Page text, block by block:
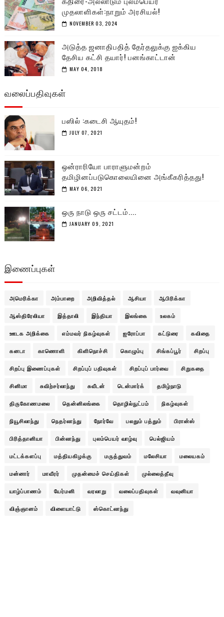
முதலாளிகள்:நாறும் அரசியல்!
NOVEMBER 03, 2024
அடுத்த ஜனாதிபதித் தேர்தலுக்கு ஐக்கிய
தேசிய கட்சி தயார்! பனங்காட்டான்
MAY 04, 2018
வலைப்பதிவுகள்
பஸில் :கடைசி ஆயுதம்!
JULY 07, 2021
ஒன்ராரியோ பாராளுமன்றம்
தமிழினப்படுகொலையினை அங்கீகரித்தது!
MAY 06, 2021
ஒரு நாடு ஒரு சட்டம்....
JANUARY 09, 2021
இணைப்புகள்
அமெரிக்கா அம்பாறை அறிவித்தல் ஆசியா ஆபிரிக்கா
ஆஸ்திரேலியா இத்தாலி இந்தியா இலங்கை உலகம்
ஊடக அறிக்கை எம்மவர் நிகழ்வுகள் ஐரோப்பா கட்டுரை கவிதை
கனடா காணொளி கிளிநொச்சி கொழும்பு சிங்கப்பூர் சிறப்பு
சிறப்பு இணைப்புகள் சிறப்புப் பதிவுகள் சிறப்புப் பார்வை சிறுகதை
சினிமா சுவிற்சர்லாந்து சுவீடன் டென்மார்க் தமிழ்நாடு
திருகோணமலை தென்னிலங்கை தொழில்நுட்பம் நிகழ்வுகள்
நியூசிலாந்து நெதர்லாந்து நோர்வே பலதும் பத்தும் பிரான்ஸ்
பிரித்தானியா பின்லாந்து புலம்பெயர் வாழ்வு பெல்ஜியம்
மட்டக்களப்பு மத்தியகிழக்கு மருத்துவம் மலேசியா மலையகம்
மன்னார் மாவீரர் முதன்மைச் செய்திகள் முல்லைத்தீவு
யாழ்ப்பாணம் யேர்மனி வரலாறு வலைப்பதிவுகள் வவுனியா
விஞ்ஞானம் விளையாட்டு ஸ்கொட்லாந்து